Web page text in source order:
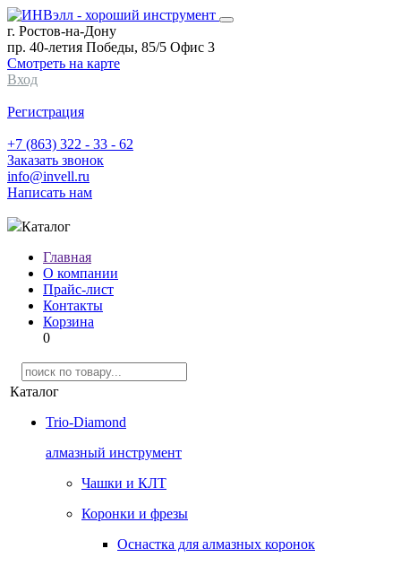
г. Ростов-на-Дону
пр. 40-летия Победы, 85/5 Офис 3
Смотреть на карте
Вход
Регистрация
+7 (863) 322 - 33 - 62
Заказать звонок
info@invell.ru
Написать нам
Каталог
Главная
О компании
Прайс-лист
Контакты
Корзина
0
Каталог
Trio-Diamond
алмазный инструмент
Чашки и КЛТ
Коронки и фрезы
Оснастка для алмазных коронок